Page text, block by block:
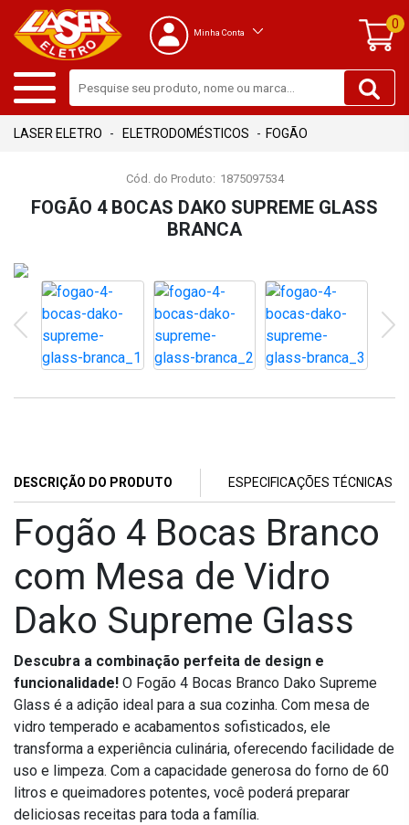
Minha Conta
0
ELETRODOMÉSTICOS FOGÃO
Cód. do Produto: 1875097534
FOGÃO 4 BOCAS DAKO SUPREME GLASS
BRANCA
DESCRIÇÃO DO PRODUTO ESPECIFICAÇÕES TÉCNICAS
Fogão 4 Bocas Branco
com Mesa de Vidro
Dako Supreme Glass
Descubra a combinação perfeita de design e
funcionalidade! O Fogão 4 Bocas Branco Dako Supreme
Glass é a adição ideal para a sua cozinha. Com mesa de
vidro temperado e acabamentos sofisticados, ele
transforma a experiência culinária, oferecendo facilidade de
uso e limpeza. Com a capacidade generosa do forno de 60
litros e queimadores potentes, você poderá preparar
deliciosas receitas para toda a família.